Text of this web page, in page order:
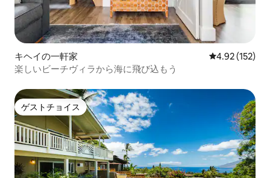
キヘイの一軒家 レビュー152
4.92 (152)
楽しいビーチヴィラから海に飛び込もう
ゲストチョイス
ゲストチョイス